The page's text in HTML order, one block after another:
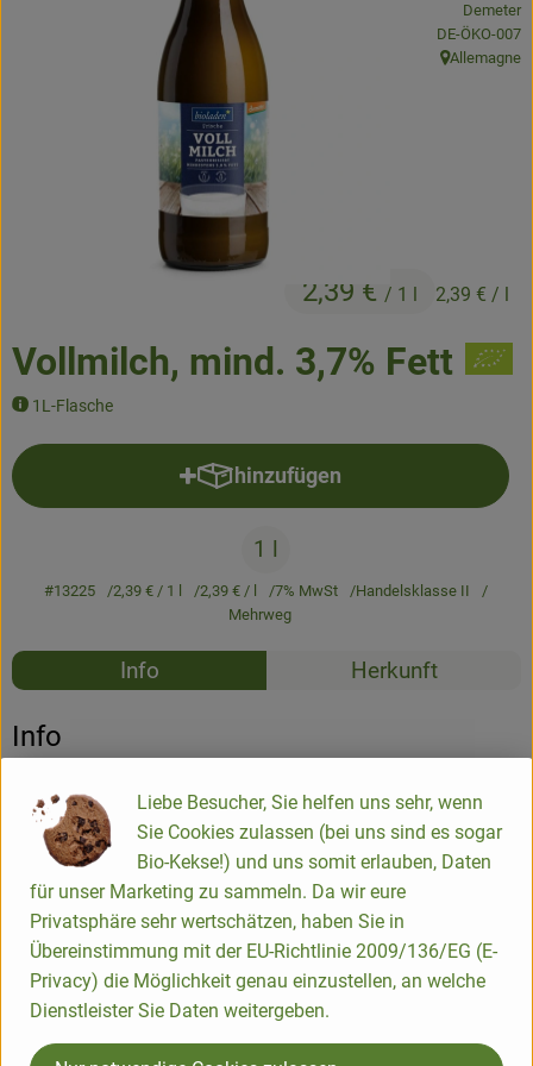
Obst & Gemüse
So geht's
Schnupperangebote
Über uns
Vollmilch, mind. 3,7% Fett
1L-Flasche
2,39 € / 1 l 2,39 € / l
Demeter
, Kontrollstelle:
DE-ÖKO-007
, Herkunft:
Allemagne
hinzufügen
Produkt zum Warenkorb
1 l
#13225 2,39 €/ 1 l 2,39 €/ l 7% MwSt
Handelsklasse II
Mehrweg
Rezepte
Info Herkunft
Info
1L-Flasche
Produktinformationen
Zutaten
Nährwert-Info
Liebe Besucher, Sie helfen uns sehr, wenn
Sie Cookies zulassen (bei uns sind es sogar
Bio-Kekse!) und uns somit erlauben, Daten
für unser Marketing zu sammeln. Da wir eure
Privatsphäre sehr wertschätzen, haben Sie in
Übereinstimmung mit der EU-Richtlinie 2009/136/EG (E-
Privacy) die Möglichkeit genau einzustellen, an welche
Dienstleister Sie Daten weitergeben.